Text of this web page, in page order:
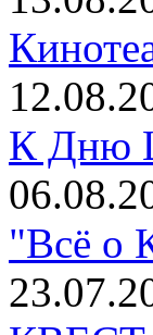
К Дню
"Всё о